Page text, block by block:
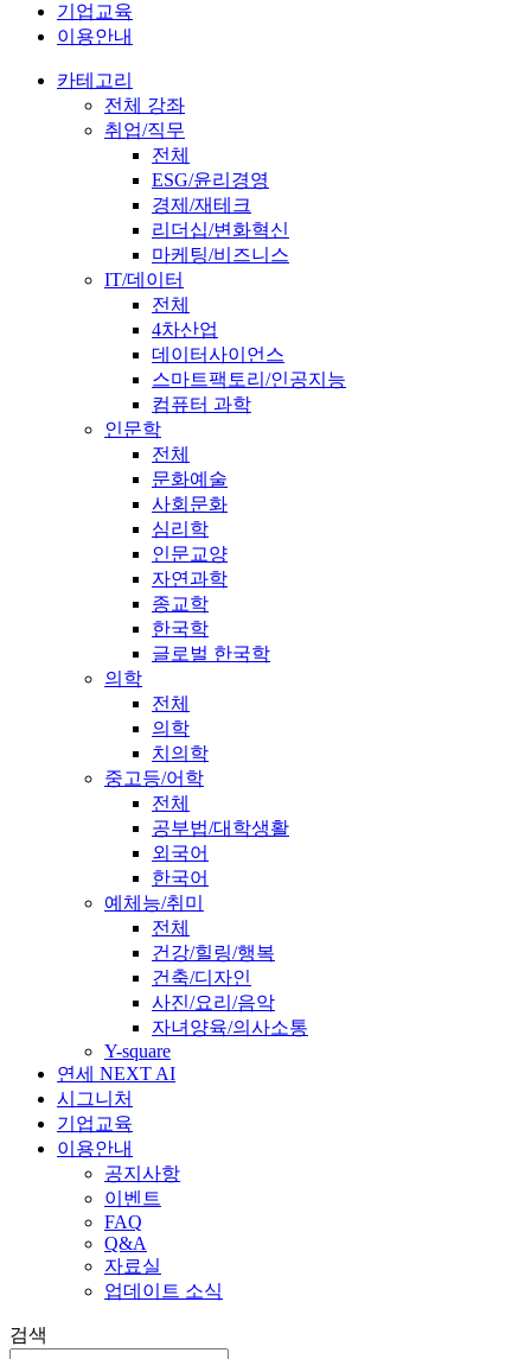
기업교육
이용안내
카테고리
전체 강좌
취업/직무
전체
ESG/윤리경영
경제/재테크
리더십/변화혁신
마케팅/비즈니스
IT/데이터
전체
4차산업
데이터사이언스
스마트팩토리/인공지능
컴퓨터 과학
인문학
전체
문화예술
사회문화
심리학
인문교양
자연과학
종교학
한국학
글로벌 한국학
의학
전체
의학
치의학
중고등/어학
전체
공부법/대학생활
외국어
한국어
예체능/취미
전체
건강/힐링/행복
건축/디자인
사진/요리/음악
자녀양육/의사소통
Y-square
연세 NEXT AI
시그니처
기업교육
이용안내
공지사항
이벤트
FAQ
Q&A
자료실
업데이트 소식
검색